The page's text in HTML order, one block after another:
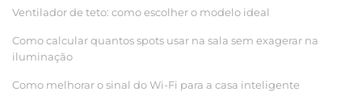
Ventilador de teto: como escolher o modelo ideal
Como calcular quantos spots usar na sala sem exagerar na
iluminação
Como melhorar o sinal do Wi-Fi para a casa inteligente